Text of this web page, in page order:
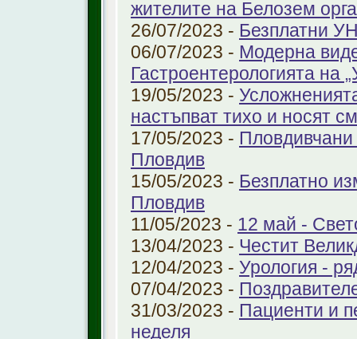
жителите на Белозем
26/07/2023 - Безплатни
06/07/2023 - Модерна
Гастроентерологията на
19/05/2023 -
настъпват тихо и носят
17/05/2023 -
Пловдив
15/05/2023 - Безплатно
Пловдив
11/05/2023 - 12 май -
13/04/2023 - Честит
12/04/2023 - Урология -
07/04/2023 -
31/03/2023 - Пациенти и
неделя